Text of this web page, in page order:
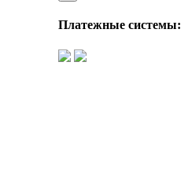
Платежные системы: